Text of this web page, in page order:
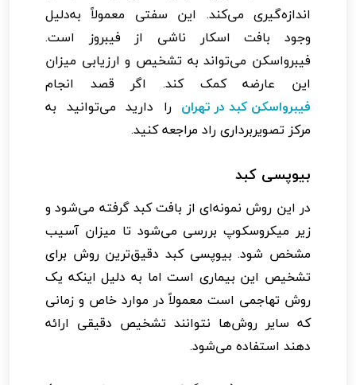
اندازه‌گیری می‌کند. این سفتی معمولاً به‌دلیل
وجود بافت اسکار ناشی از فیبروز است.
فیبرواسکن می‌تواند به تشخیص و ارزیابی میزان
این عارضه کمک کند. اگر قصد انجام
فیبرواسکن کبد در تهران را دارید می‌توانید به
مرکز تصویربرداری راد مراجعه کنید.
بیوپسی کبد
در این روش نمونه‌ای از بافت کبد گرفته می‌شود و
زیر میکروسکوپ بررسی می‌شود تا میزان آسیب
مشخص شود. بیوپسی کبد دقیق‌ترین روش برای
تشخیص این بیماری است اما به دلیل اینکه یک
روش تهاجمی است معمولاً در موارد خاص و زمانی
که سایر روش‌ها نتوانند تشخیص دقیقی ارائه
دهند استفاده می‌شود.